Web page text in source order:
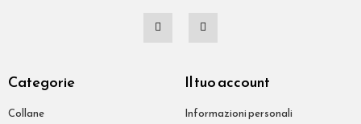
Categorie
Collane
Il tuo account
Informazioni personali